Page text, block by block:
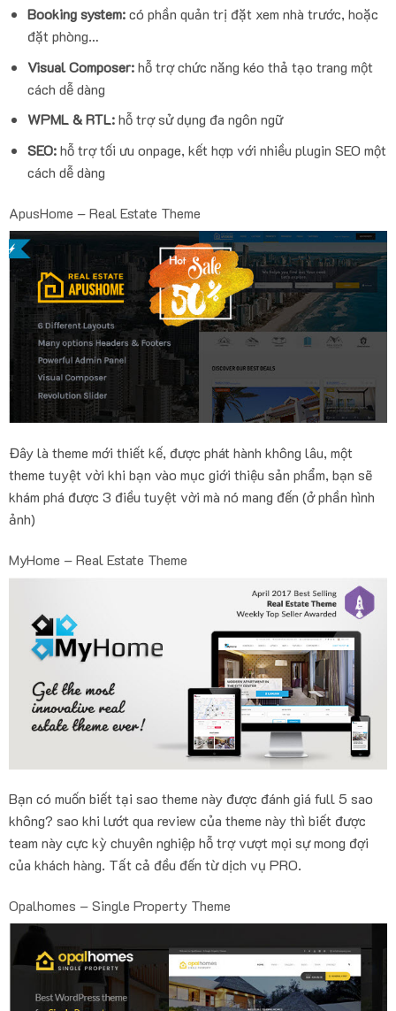
Booking system:có phần quản trị đặt xem nhà trước, hoặc
đặt phòng…
Visual Composer:hỗ trợ chức năng kéo thả tạo trang một
cách dễ dàng
WPML & RTL:hỗ trợ sử dụng đa ngôn ngữ
SEO:hỗ trợ tối ưu onpage, kết hợp với nhiều plugin SEO một
cách dễ dàng
ApusHome – Real Estate Theme
Đây là theme mới thiết kế, được phát hành không lâu, một
theme tuyệt vời khi bạn vào mục giới thiệu sản phẩm, bạn sẽ
khám phá được 3 điều tuyệt vời mà nó mang đến (ở phần hình
ảnh)
MyHome – Real Estate Theme
Bạn có muốn biết tại sao theme này được đánh giá full 5 sao
không? sao khi lướt qua review của theme này thì biết được
team này cực kỳ chuyên nghiệp hỗ trợ vượt mọi sự mong đợi
của khách hàng. Tất cả đều đến từ dịch vụ PRO.
Opalhomes – Single Property Theme